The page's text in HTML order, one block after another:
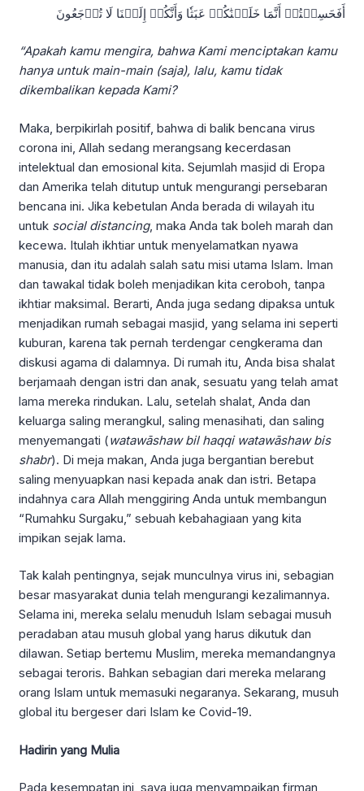
أَفَحَسِبۡتُمۡ أَنَّمَا خَلَقۡنَٰكُمۡ عَبَثٗا وَأَنَّكُمۡ إِلَيۡنَا لَا تُرۡجَعُونَ
“Apakah kamu mengira, bahwa Kami menciptakan kamu
hanya untuk main-main (saja), lalu, kamu tidak
dikembalikan kepada Kami?
Maka, berpikirlah positif, bahwa di balik bencana virus
corona ini, Allah sedang merangsang kecerdasan
intelektual dan emosional kita. Sejumlah masjid di Eropa
dan Amerika telah ditutup untuk mengurangi persebaran
bencana ini. Jika kebetulan Anda berada di wilayah itu
untuk social distancing, maka Anda tak boleh marah dan
kecewa. Itulah ikhtiar untuk menyelamatkan nyawa
manusia, dan itu adalah salah satu misi utama Islam. Iman
dan tawakal tidak boleh menjadikan kita ceroboh, tanpa
ikhtiar maksimal. Berarti, Anda juga sedang dipaksa untuk
menjadikan rumah sebagai masjid, yang selama ini seperti
kuburan, karena tak pernah terdengar cengkerama dan
diskusi agama di dalamnya. Di rumah itu, Anda bisa shalat
berjamaah dengan istri dan anak, sesuatu yang telah amat
lama mereka rindukan. Lalu, setelah shalat, Anda dan
keluarga saling merangkul, saling menasihati, dan saling
menyemangati (watawāshaw bil haqqi watawāshaw bis
shabr). Di meja makan, Anda juga bergantian berebut
saling menyuapkan nasi kepada anak dan istri. Betapa
indahnya cara Allah menggiring Anda untuk membangun
“Rumahku Surgaku,” sebuah kebahagiaan yang kita
impikan sejak lama.
Tak kalah pentingnya, sejak munculnya virus ini, sebagian
besar masyarakat dunia telah mengurangi kezalimannya.
Selama ini, mereka selalu menuduh Islam sebagai musuh
peradaban atau musuh global yang harus dikutuk dan
dilawan. Setiap bertemu Muslim, mereka memandangnya
sebagai teroris. Bahkan sebagian dari mereka melarang
orang Islam untuk memasuki negaranya. Sekarang, musuh
global itu bergeser dari Islam ke Covid-19.
Hadirin yang Mulia
Pada kesempatan ini, saya juga menyampaikan firman